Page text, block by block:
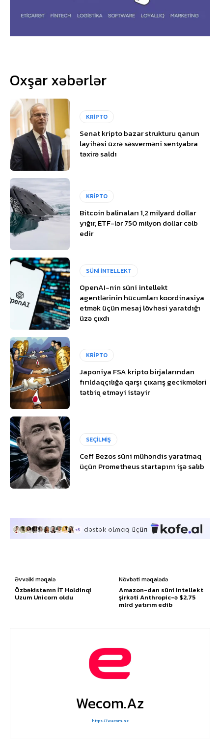
Oxşar xəbərlər
KRİPTO
Senat kripto bazar strukturu qanun
layihəsi üzrə səsverməni sentyabra
təxirə saldı
KRİPTO
Bitcoin balinaları 1,2 milyard dollar
yığır, ETF-lər 750 milyon dollar cəlb
edir
SÜNİ İNTELLEKT
OpenAI-nin süni intellekt
agentlərinin hücumları koordinasiya
etmək üçün mesaj lövhəsi yaratdığı
üzə çıxdı
KRİPTO
Japoniya FSA kripto birjalarından
fırıldaqçılığa qarşı çıxarış gecikmələri
tətbiq etməyi istəyir
SEÇİLMİŞ
Ceff Bezos süni mühəndis yaratmaq
üçün Prometheus startapını işə salıb
Əvvəlki məqalə
Özbəkistanın İT Holdinqi
Uzum Unicorn oldu
Növbəti məqalədə
Amazon-dan süni intellekt
şirkəti Anthropic-ə $2.75
mlrd yatırım edib
Wecom.az
https://wecom.az